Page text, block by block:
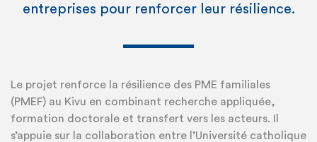
entreprises pour renforcer leur résilience.
Le projet renforce la résilience des PME familiales
(PMEF) au Kivu en combinant recherche appliquée,
formation doctorale et transfert vers les acteurs. Il
s’appuie sur la collaboration entre l’Université catholique